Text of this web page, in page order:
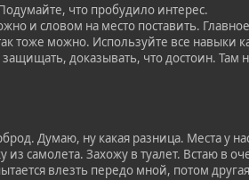
что пробудило интерес.
и словом на место поставить.
тоже можно. Используйте все навыки
доказывать, что достоин. Там
Думаю, ну какая разница. Места у
самолета. Захожу в туалет. Встаю в
влезть передо мной, потом